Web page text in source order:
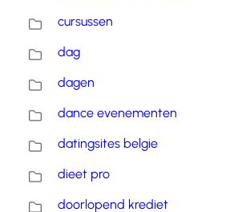
cursussen
dag
dagen
dance evenementen
datingsites belgie
dieet pro
doorlopend krediet